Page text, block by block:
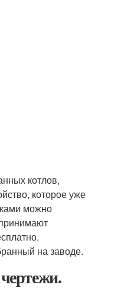
котлов,
которое уже
можно
на заводе.